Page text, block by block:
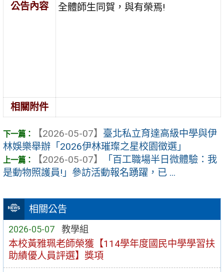
相關公告
2026-05-07 教學組
本校黃雅珮老師榮獲【114學年度國民中學學習扶
助績優人員評選】獎項
公告內容
全體師生同賀，與有榮焉!
相關附件
【2026-05-07】 臺北私立育達高級中學與伊
林娛樂舉辦「2026伊林璀璨之星校園徵選」
【2026-05-07】
「百工職場半日微體驗：我
是動物照護員!」參訪活動報名踴躍，已 ...